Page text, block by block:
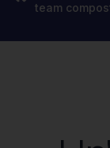
team